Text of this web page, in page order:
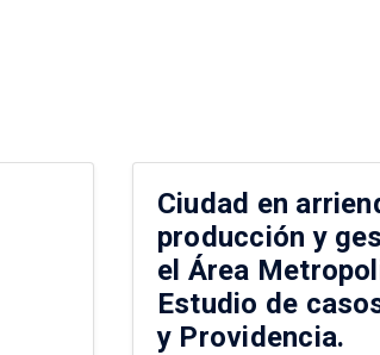
Ciudad en
producción y
el Área
Estudio de
y Providencia.